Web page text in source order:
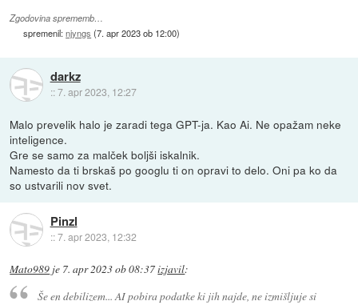
Zgodovina sprememb…
spremenil:njyngs (7. apr 2023 ob 12:00)
darkz
::7. apr 2023, 12:27
Malo prevelik halo je zaradi tega GPT-ja. Kao Ai. Ne opažam neke
inteligence.
Gre se samo za malček boljši iskalnik.
Namesto da ti brskaš po googlu ti on opravi to delo. Oni pa ko da
so ustvarili nov svet.
Pinzl
::7. apr 2023, 12:32
Mato989 je 7. apr 2023 ob 08:37izjavil:
Še en debilizem... AI pobira podatke ki jih najde, ne izmišljuje si